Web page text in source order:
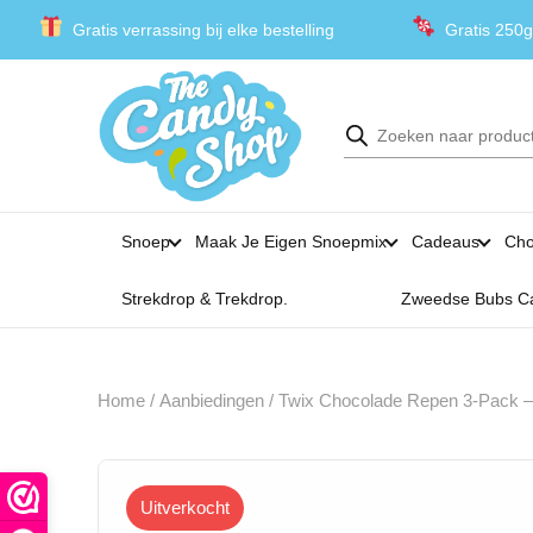
Gratis verrassing bij elke bestelling Gratis
Producten
zoeken
Snoep Maak Je Eigen Snoepmix Cadeaus
Strekdrop & Trekdrop. Zweedse Bubs
Home / Aanbiedingen / Twix Chocolade Repen 3-Pack
Uitverkocht